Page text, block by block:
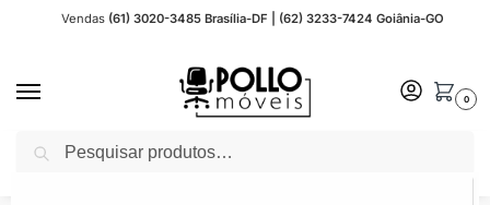
Vendas (61) 3020-3485 Brasília-DF | (62) 3233-7424 Goiânia-GO
0
Início Cadeira Escritório / Cadeiras Longarina para Recepção